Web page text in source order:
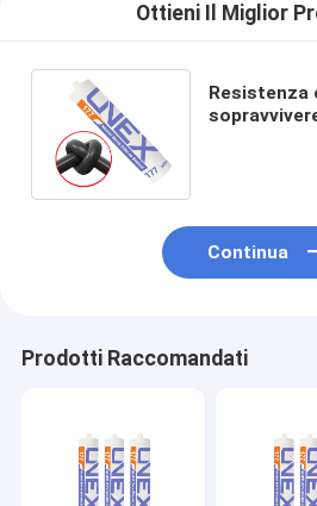
Ottieni Il Miglior
Resistenza
Continua
Prodotti Raccomandati